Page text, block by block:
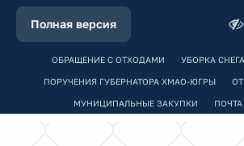
Полная версия
ОБРАЩЕНИЕ С ОТХОДАМИ УБОРКА СНЕГА
ПОРУЧЕНИЯ ГУБЕРНАТОРА ХМАО-ЮГРЫ
МУНИЦИПАЛЬНЫЕ ЗАКУПКИ ПОЧТА